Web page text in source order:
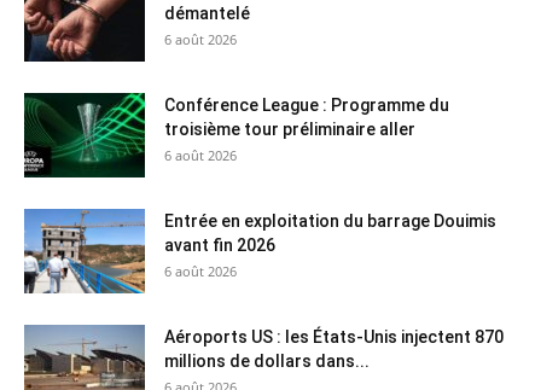
démantelé
6 août 2026
Conférence League : Programme du
troisième tour préliminaire aller
6 août 2026
Entrée en exploitation du barrage Douimis
avant fin 2026
6 août 2026
Aéroports US : les États-Unis injectent 870
millions de dollars dans...